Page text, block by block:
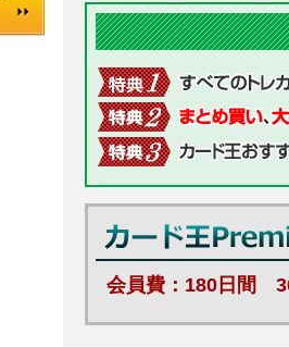
会員費：180日間